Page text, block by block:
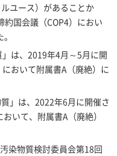
ユース）があることか
約国会議（COP4）におい
」は、2019年4月～5月に開
おいて附属書A（廃絶）に
質」は、2022年6月に開催さ
いて、附属書A（廃絶）
染物質検討委員会第18回